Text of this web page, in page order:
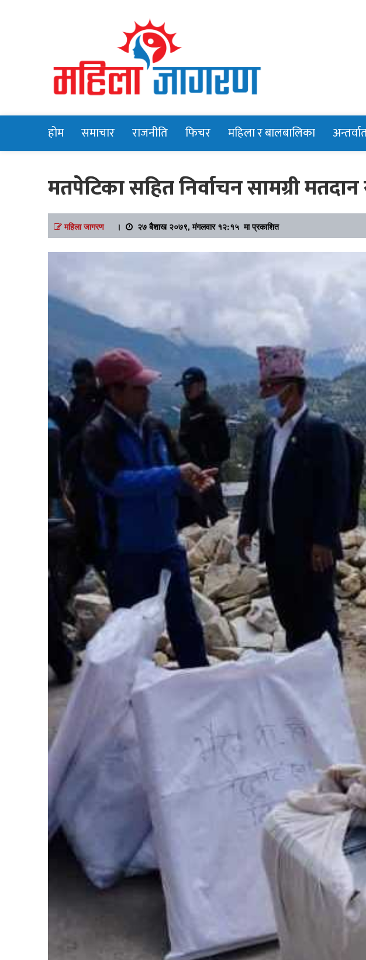
Mahilajagaran
होम समाचार राजनीति फिचर महिला र बालबालिका
मतपेटिका सहित निर्वाचन सामग्री
महिला जागरण। २७ बैशाख २०७९, मंगलवार १२:१५ मा प्रकाशित